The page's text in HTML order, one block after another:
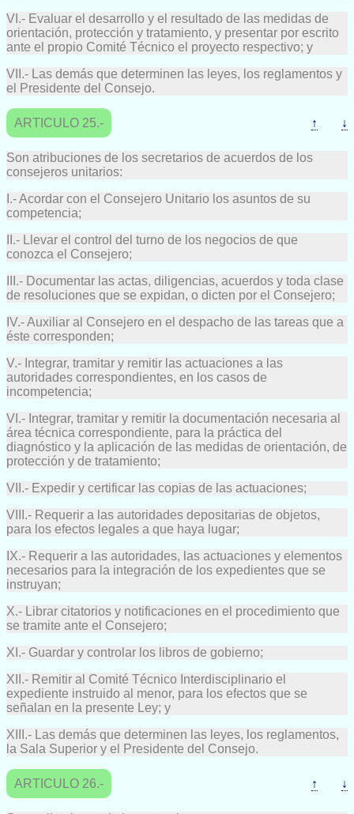
VI.- Evaluar el desarrollo y el resultado de las medidas de
orientación, protección y tratamiento, y presentar por escrito
ante el propio Comité Técnico el proyecto respectivo; y
VII.- Las demás que determinen las leyes, los reglamentos y
el Presidente del Consejo.
ARTICULO 25.- ↑ ↓
Son atribuciones de los secretarios de acuerdos de los
consejeros unitarios:
I.- Acordar con el Consejero Unitario los asuntos de su
competencia;
II.- Llevar el control del turno de los negocios de que
conozca el Consejero;
III.- Documentar las actas, diligencias, acuerdos y toda clase
de resoluciones que se expidan, o dicten por el Consejero;
IV.- Auxiliar al Consejero en el despacho de las tareas que a
éste corresponden;
V.- Integrar, tramitar y remitir las actuaciones a las
autoridades correspondientes, en los casos de
incompetencia;
VI.- Integrar, tramitar y remitir la documentación necesaria al
área técnica correspondiente, para la práctica del
diagnóstico y la aplicación de las medidas de orientación, de
protección y de tratamiento;
VII.- Expedir y certificar las copias de las actuaciones;
VIII.- Requerir a las autoridades depositarias de objetos,
para los efectos legales a que haya lugar;
IX.- Requerir a las autoridades, las actuaciones y elementos
necesarios para la integración de los expedientes que se
instruyan;
X.- Librar citatorios y notificaciones en el procedimiento que
se tramite ante el Consejero;
XI.- Guardar y controlar los libros de gobierno;
XII.- Remitir al Comité Técnico Interdisciplinario el
expediente instruido al menor, para los efectos que se
señalan en la presente Ley; y
XIII.- Las demás que determinen las leyes, los reglamentos,
la Sala Superior y el Presidente del Consejo.
ARTICULO 26.- ↑ ↓